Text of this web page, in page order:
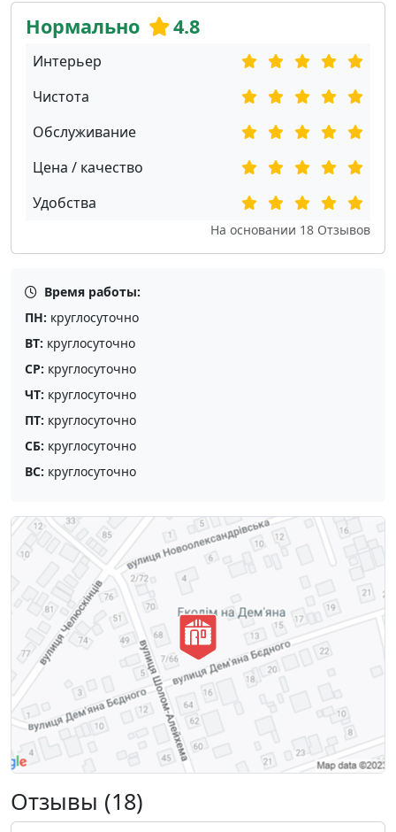
Нормально 4.8
Интерьер
Чистота
Обслуживание
Цена / качество
Удобства
На основании 18 Отзывов
Время работы:
ПН: круглосуточно
ВТ: круглосуточно
СР: круглосуточно
ЧТ: круглосуточно
ПТ: круглосуточно
СБ: круглосуточно
ВС: круглосуточно
Отзывы (18)